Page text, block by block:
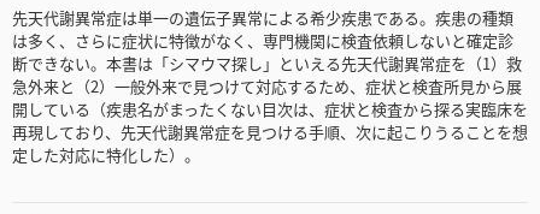
先天代謝異常症は単一の遺伝子異常による希少疾患である。疾患の種類
は多く、さらに症状に特徴がなく、専門機関に検査依頼しないと確定診
断できない。本書は「シマウマ探し」といえる先天代謝異常症を（1）救
急外来と（2）一般外来で見つけて対応するため、症状と検査所見から展
開している（疾患名がまったくない目次は、症状と検査から探る実臨床を
再現しており、先天代謝異常症を見つける手順、次に起こりうることを想
定した対応に特化した）。